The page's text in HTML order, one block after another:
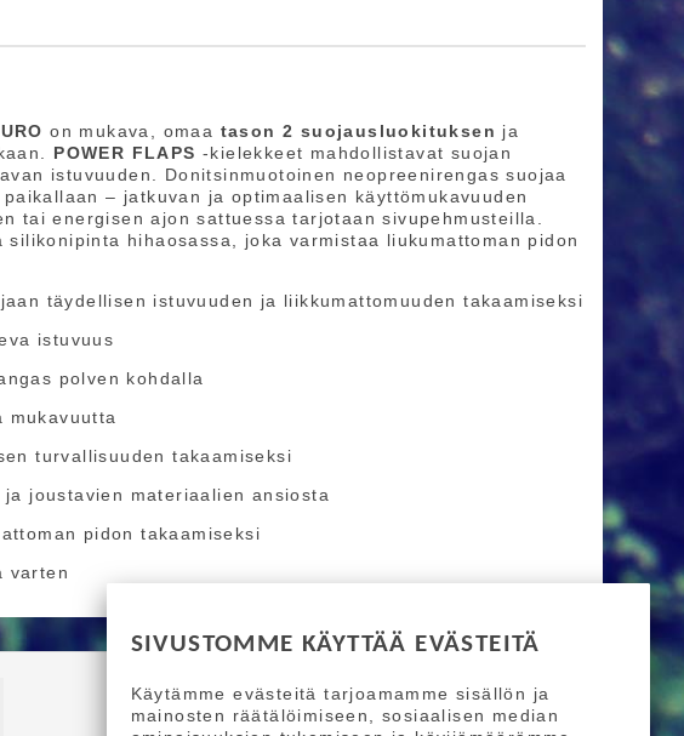
SIVUSTOMME KÄYTTÄÄ EVÄSTEITÄ
Käytämme evästeitä tarjoamamme sisällön ja
mainosten räätälöimiseen, sosiaalisen median
on mukava, omaa tason 2 suojausluokituksen ja
POWER FLAPS -kielekkeet mahdollistavat suojan
istuvuuden. Donitsinmuotoinen neopreenirengas suojaa
– jatkuvan ja optimaalisen käyttömukavuuden
tai energisen ajon sattuessa tarjotaan sivupehmusteilla.
hihaosassa, joka varmistaa liukumattoman pidon
täydellisen istuvuuden ja liikkumattomuuden takaamiseksi
istuvuus
polven kohdalla
mukavuutta
turvallisuuden takaamiseksi
joustavien materiaalien ansiosta
pidon takaamiseksi
varten